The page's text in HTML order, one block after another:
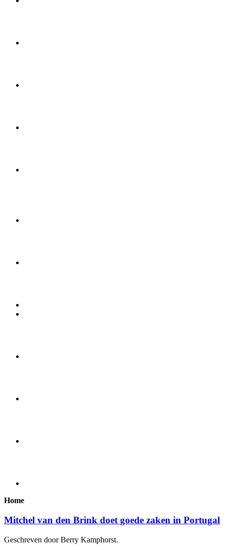
Home
Mitchel van den Brink doet goede zaken in Portugal
Geschreven door Berry Kamphorst.